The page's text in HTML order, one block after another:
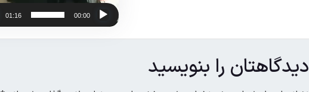
00:00
01:16
دیدگاهتان را بنویسید